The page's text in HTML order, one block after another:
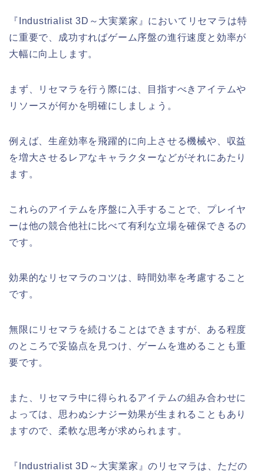
『Industrialist 3D～大実業家』においてリセマラは特
に重要で、成功すればゲーム序盤の進行速度と効率が
大幅に向上します。
まず、リセマラを行う際には、目指すべきアイテムや
リソースが何かを明確にしましょう。
例えば、生産効率を飛躍的に向上させる機械や、収益
を増大させるレアなキャラクターなどがそれにあたり
ます。
これらのアイテムを序盤に入手することで、プレイヤ
ーは他の競合他社に比べて有利な立場を確保できるの
です。
効果的なリセマラのコツは、時間効率を考慮すること
です。
無限にリセマラを続けることはできますが、ある程度
のところで妥協点を見つけ、ゲームを進めることも重
要です。
また、リセマラ中に得られるアイテムの組み合わせに
よっては、思わぬシナジー効果が生まれることもあり
ますので、柔軟な思考が求められます。
『Industrialist 3D～大実業家』のリセマラは、ただの